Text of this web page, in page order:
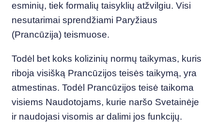
esminių, tiek formalių taisyklių atžvilgiu. Visi
nesutarimai sprendžiami Paryžiaus
(Prancūzija) teismuose.
Todėl bet koks kolizinių normų taikymas, kuris
riboja visišką Prancūzijos teisės taikymą, yra
atmestinas. Todėl Prancūzijos teisė taikoma
visiems Naudotojams, kurie naršo Svetainėje
ir naudojasi visomis ar dalimi jos funkcijų.